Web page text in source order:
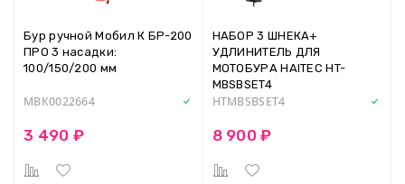
Бур ручной Мобил К БР-200
ПРО 3 насадки:
100/150/200 мм
MBK0022664
3 490 ₽
НАБОР 3 ШНЕКА+
УДЛИНИТЕЛЬ ДЛЯ
МОТОБУРА HAITEC HT-
MBSBSET4
HTMBSBSET4
8 900 ₽